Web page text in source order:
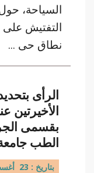
السياحة،
التفتيش على
نطاق حى ...
الرأى
الأخيرتين
بقسمى
الطب
بتاريخ : 23 أغسطس 2021